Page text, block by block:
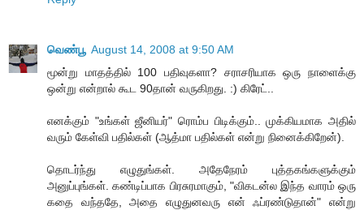
வெண்பூ August 14, 2008 at 9:50 AM
மூன்று மாதத்தில் 100 பதிவுகளா? சராசரியாக ஒரு நாளைக்கு
ஒன்று என்றால் கூட 90தான் வருகிறது. :) கிரேட்..
எனக்கும் "உங்கள் ஜீனியர்" ரொம்ப பிடிக்கும்.. முக்கியமாக அதில்
வரும் கேள்வி பதில்கள் (ஆத்மா பதில்கள் என்று நினைக்கிறேன்).
தொடர்ந்து எழுதுங்கள். அதேநேரம் புத்தகங்களுக்கும்
அனுப்புங்கள். கண்டிப்பாக பிரசுரமாகும், "விகடன்ல இந்த வாரம் ஒரு
கதை வந்ததே, அதை எழுதுனவரு என் ஃப்ரண்டுதான்" என்று